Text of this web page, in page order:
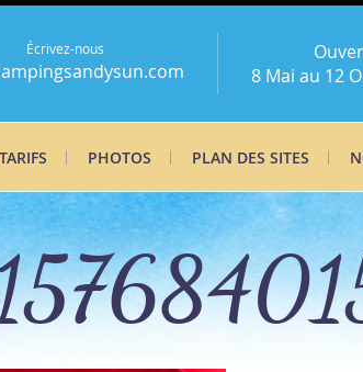
8 Mai au 12
Écrivez-nous
TARIFS PHOTOS PLAN DES SITES